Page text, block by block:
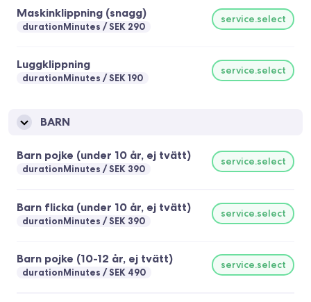
Maskinklippning (snagg)
durationMinutes SEK 290
service.select
Luggklippning
durationMinutes SEK 190
service.select
BARN
Barn pojke (under 10 år, ej tvätt)
durationMinutes SEK 390
service.select
Barn flicka (under 10 år, ej tvätt)
durationMinutes SEK 390
service.select
Barn pojke (10-12 år, ej tvätt)
durationMinutes SEK 490
service.select